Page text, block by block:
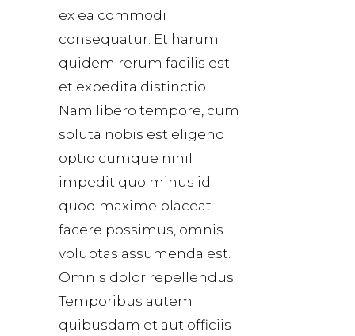
ex ea commodi
consequatur. Et harum
quidem rerum facilis est
et expedita distinctio.
Nam libero tempore, cum
soluta nobis est eligendi
optio cumque nihil
impedit quo minus id
quod maxime placeat
facere possimus, omnis
voluptas assumenda est.
Omnis dolor repellendus.
Temporibus autem
quibusdam et aut officiis